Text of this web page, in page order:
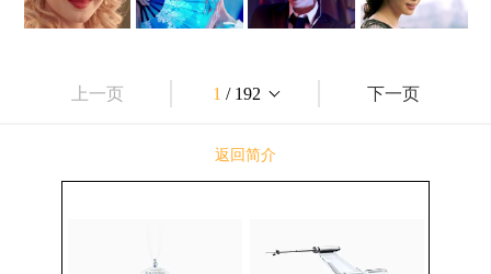
上一页 1 / 192 下一页
返回简介